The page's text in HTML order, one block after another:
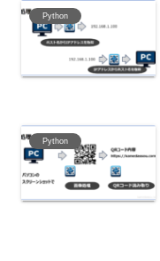
Python
Python